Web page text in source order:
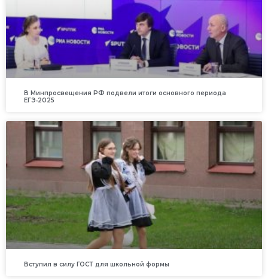
В Минпросвещения РФ подвели итоги основного периода
ЕГЭ‑2025
Вступил в силу ГОСТ для школьной формы